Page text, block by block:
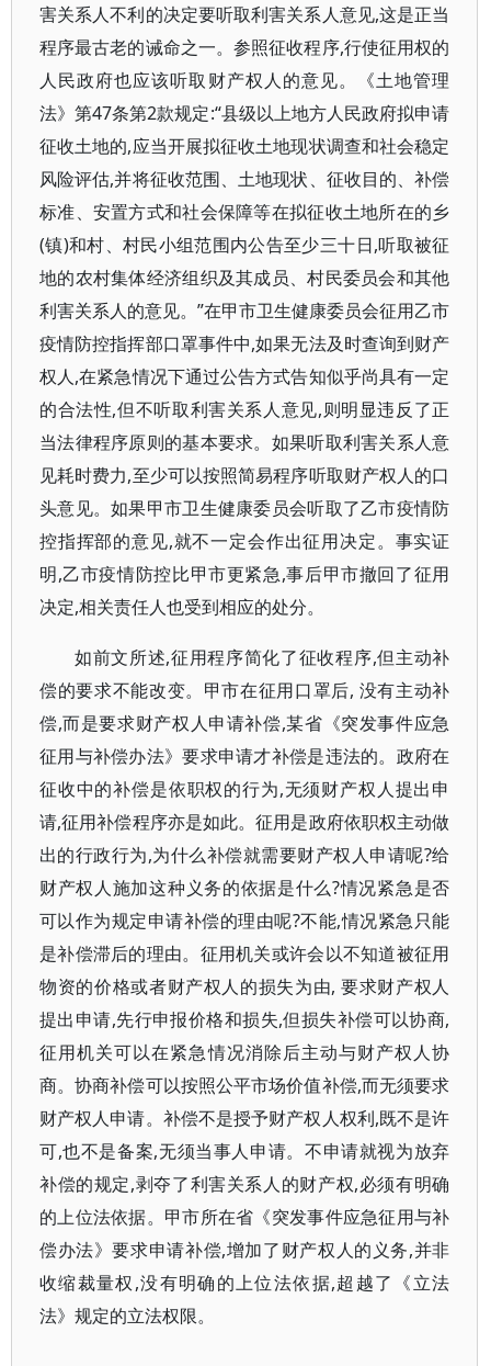
害关系人不利的决定要听取利害关系人意见,这是正当
程序最古老的诫命之一。参照征收程序,行使征用权的
人民政府也应该听取财产权人的意见。《土地管理
法》第47条第2款规定:“县级以上地方人民政府拟申请
征收土地的,应当开展拟征收土地现状调查和社会稳定
风险评估,并将征收范围、土地现状、征收目的、补偿
标准、安置方式和社会保障等在拟征收土地所在的乡
(镇)和村、村民小组范围内公告至少三十日,听取被征
地的农村集体经济组织及其成员、村民委员会和其他
利害关系人的意见。”在甲市卫生健康委员会征用乙市
疫情防控指挥部口罩事件中,如果无法及时查询到财产
权人,在紧急情况下通过公告方式告知似乎尚具有一定
的合法性,但不听取利害关系人意见,则明显违反了正
当法律程序原则的基本要求。如果听取利害关系人意
见耗时费力,至少可以按照简易程序听取财产权人的口
头意见。如果甲市卫生健康委员会听取了乙市疫情防
控指挥部的意见,就不一定会作出征用决定。事实证
明,乙市疫情防控比甲市更紧急,事后甲市撤回了征用
决定,相关责任人也受到相应的处分。
如前文所述,征用程序简化了征收程序,但主动补
偿的要求不能改变。甲市在征用口罩后, 没有主动补
偿,而是要求财产权人申请补偿,某省《突发事件应急
征用与补偿办法》要求申请才补偿是违法的。政府在
征收中的补偿是依职权的行为,无须财产权人提出申
请,征用补偿程序亦是如此。征用是政府依职权主动做
出的行政行为,为什么补偿就需要财产权人申请呢?给
财产权人施加这种义务的依据是什么?情况紧急是否
可以作为规定申请补偿的理由呢?不能,情况紧急只能
是补偿滞后的理由。征用机关或许会以不知道被征用
物资的价格或者财产权人的损失为由, 要求财产权人
提出申请,先行申报价格和损失,但损失补偿可以协商,
征用机关可以在紧急情况消除后主动与财产权人协
商。协商补偿可以按照公平市场价值补偿,而无须要求
财产权人申请。补偿不是授予财产权人权利,既不是许
可,也不是备案,无须当事人申请。不申请就视为放弃
补偿的规定,剥夺了利害关系人的财产权,必须有明确
的上位法依据。甲市所在省《突发事件应急征用与补
偿办法》要求申请补偿,增加了财产权人的义务,并非
收缩裁量权,没有明确的上位法依据,超越了《立法
法》规定的立法权限。